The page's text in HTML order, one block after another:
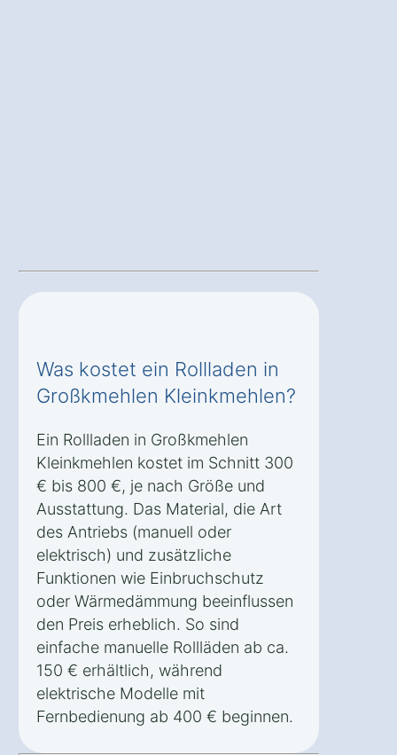
Was kostet ein Rollladen in
Großkmehlen Kleinkmehlen?
Ein Rollladen in Großkmehlen
Kleinkmehlen kostet im Schnitt 300
€ bis 800 €, je nach Größe und
Ausstattung. Das Material, die Art
des Antriebs (manuell oder
elektrisch) und zusätzliche
Funktionen wie Einbruchschutz
oder Wärmedämmung beeinflussen
den Preis erheblich. So sind
einfache manuelle Rollläden ab ca.
150 € erhältlich, während
elektrische Modelle mit
Fernbedienung ab 400 € beginnen.